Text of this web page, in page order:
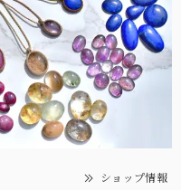
ショップ情報